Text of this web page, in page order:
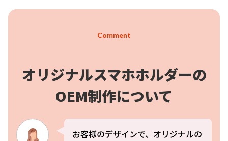
Comment
オリジナルスマホホルダーの
OEM制作について
お客様のデザインで、オリジナルの